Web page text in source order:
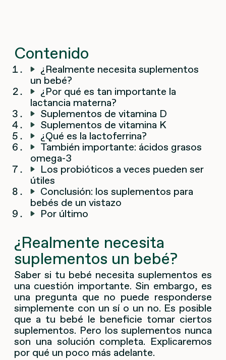
Contenido
¿Realmente necesita suplementos
un bebé?
¿Por qué es tan importante la
lactancia materna?
Suplementos de vitamina D
Suplementos de vitamina K
¿Qué es la lactoferrina?
También importante: ácidos grasos
omega-3
Los probióticos a veces pueden ser
útiles
Conclusión: los suplementos para
bebés de un vistazo
Por último
¿Realmente necesita
suplementos un bebé?
Saber si tu bebé necesita suplementos es
una cuestión importante. Sin embargo, es
una pregunta que no puede responderse
simplemente con un sí o un no. Es posible
que a tu bebé le beneficie tomar ciertos
suplementos. Pero los suplementos nunca
son una solución completa. Explicaremos
por qué un poco más adelante.